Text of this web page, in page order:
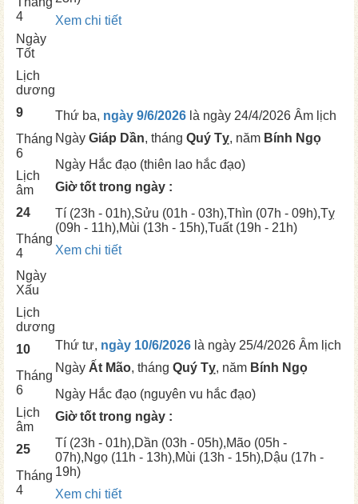
4
Ngày
Tốt
Xem chi tiết
Lịch
dương
9
Tháng
6
Lịch
âm
24
Tháng
4
Ngày
Xấu
Thứ ba, ngày 9/6/2026 là ngày 24/4/2026 Âm lịch
Ngày Giáp Dần, tháng Quý Tỵ, năm Bính Ngọ
Ngày Hắc đạo (thiên lao hắc đạo)
Giờ tốt trong ngày :
Tí (23h - 01h),Sửu (01h - 03h),Thìn (07h - 09h),Tỵ
(09h - 11h),Mùi (13h - 15h),Tuất(19h - 21h)
Xem chi tiết
Lịch
dương
10
Tháng
6
Lịch
âm
25
Tháng
4
Thứ tư, ngày 10/6/2026 là ngày 25/4/2026 Âm lịch
Ngày Ất Mão, tháng Quý Tỵ, năm Bính Ngọ
Ngày Hắc đạo (nguyên vu hắc đạo)
Giờ tốt trong ngày :
Tí (23h - 01h),Dần (03h - 05h),Mão (05h -
07h),Ngọ (11h - 13h),Mùi (13h - 15h),Dậu (17h -
19h)
Xem chi tiết